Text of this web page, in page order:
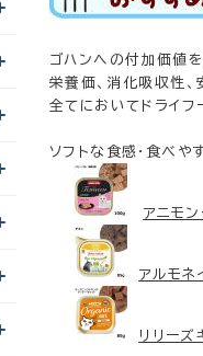
ゴハンへの付加価値
栄養価、消化吸収性、
全てにおいてドライフ
ソフトな食感・食べや
アニモ
アルモネ
リリーズ